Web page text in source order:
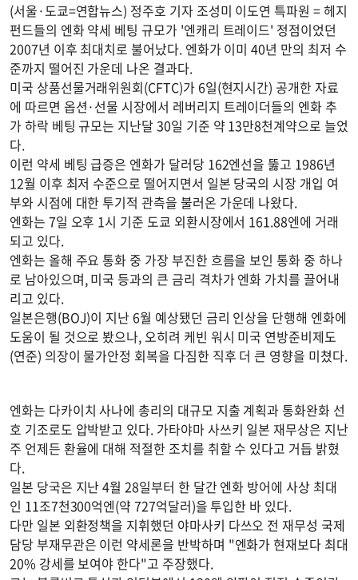
(서울·도쿄=연합뉴스) 정주호 기자 조성미 이도연 특파원 = 헤지
펀드들의 엔화 약세 베팅 규모가 '엔캐리 트레이드' 정점이었던
2007년 이후 최대치로 불어났다. 엔화가 이미 40년 만의 최저 수
준까지 떨어진 가운데 나온 결과다.
미국 상품선물거래위원회(CFTC)가 6일(현지시간) 공개한 자료
에 따르면 옵션·선물 시장에서 레버리지 트레이더들의 엔화 추
가 하락 베팅 규모는 지난달 30일 기준 약 13만8천계약으로 늘었
다.
이런 약세 베팅 급증은 엔화가 달러당 162엔선을 뚫고 1986년
12월 이후 최저 수준으로 떨어지면서 일본 당국의 시장 개입 여
부와 시점에 대한 투기적 관측을 불러온 가운데 나왔다.
엔화는 7일 오후 1시 기준 도쿄 외환시장에서 161.88엔에 거래
되고 있다.
엔화는 올해 주요 통화 중 가장 부진한 흐름을 보인 통화 중 하나
로 남아있으며, 미국 등과의 큰 금리 격차가 엔화 가치를 끌어내
리고 있다.
일본은행(BOJ)이 지난 6월 예상됐던 금리 인상을 단행해 엔화에
도움이 될 것으로 봤으나, 오히려 케빈 워시 미국 연방준비제도
(연준) 의장이 물가안정 회복을 다짐한 직후 더 큰 영향을 미쳤다.
엔화는 다카이치 사나에 총리의 대규모 지출 계획과 통화완화 선
호 기조로도 압박받고 있다. 가타야마 사쓰키 일본 재무상은 지난
주 언제든 환율에 대해 적절한 조치를 취할 수 있다고 거듭 밝혔
다.
일본 당국은 지난 4월 28일부터 한 달간 엔화 방어에 사상 최대
인 11조7천300억엔(약 727억달러)을 투입한 바 있다.
다만 일본 외환정책을 지휘했던 야마사키 다쓰오 전 재무성 국제
담당 부재무관은 이런 약세론을 반박하며 "엔화가 현재보다 최대
20% 강세를 보여야 한다"고 주장했다.